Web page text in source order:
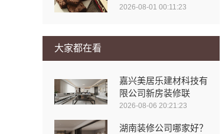
2026-08-01 00:11:23
大家都在看
嘉兴美居乐建材科技有
限公司新房装修联
2026-08-06 20:21:23
湖南装修公司哪家好？